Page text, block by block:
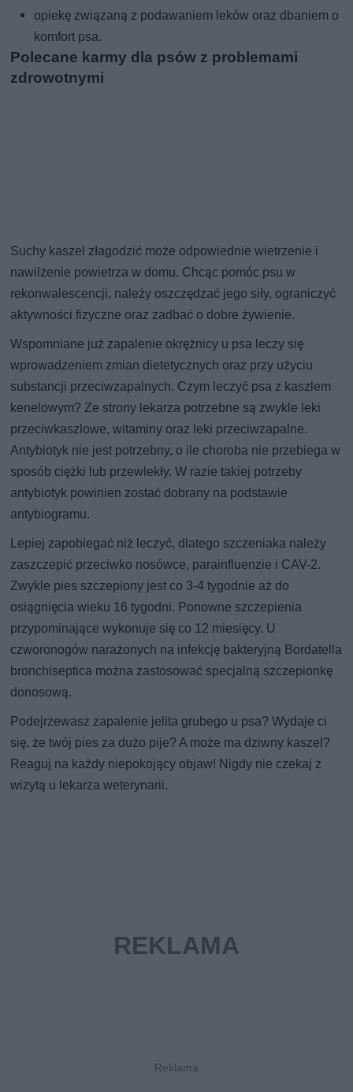
opiekę związaną z podawaniem leków oraz dbaniem o
komfort psa.
Polecane karmy dla psów z problemami
zdrowotnymi
Suchy kaszel złagodzić może odpowiednie wietrzenie i
nawilżenie powietrza w domu. Chcąc pomóc psu w
rekonwalescencji, należy oszczędzać jego siły, ograniczyć
aktywności fizyczne oraz zadbać o dobre żywienie.
Wspomniane już zapalenie okrężnicy u psa leczy się
wprowadzeniem zmian dietetycznych oraz przy użyciu
substancji przeciwzapalnych. Czym leczyć psa z kaszlem
kenelowym? Ze strony lekarza potrzebne są zwykle leki
przeciwkaszlowe, witaminy oraz leki przeciwzapalne.
Antybiotyk nie jest potrzebny, o ile choroba nie przebiega w
sposób ciężki lub przewlekły. W razie takiej potrzeby
antybiotyk powinien zostać dobrany na podstawie
antybiogramu.
Lepiej zapobiegać niż leczyć, dlatego szczeniaka należy
zaszczepić przeciwko nosówce, parainfluenzie i CAV-2.
Zwykle pies szczepiony jest co 3-4 tygodnie aż do
osiągnięcia wieku 16 tygodni. Ponowne szczepienia
przypominające wykonuje się co 12 miesięcy. U
czworonogów narażonych na infekcję bakteryjną Bordatella
bronchiseptica można zastosować specjalną szczepionkę
donosową.
Podejrzewasz zapalenie jelita grubego u psa? Wydaje ci
się, że twój pies za dużo pije? A może ma dziwny kaszel?
Reaguj na każdy niepokojący objaw! Nigdy nie czekaj z
wizytą u lekarza weterynarii.